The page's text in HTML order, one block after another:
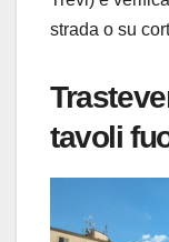
strada o su
tavoli